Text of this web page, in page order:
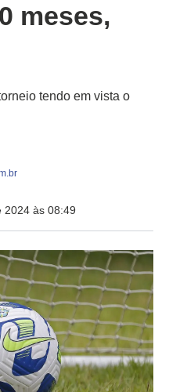
meses,
tendo em vista o
2024 às 08:49